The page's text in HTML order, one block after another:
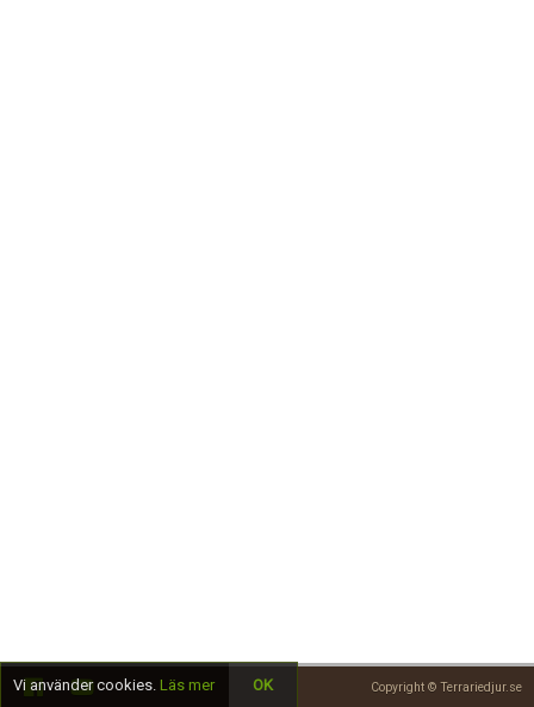
Copyright © Terrariedjur.se
Vi använder cookies. Läs mer OK